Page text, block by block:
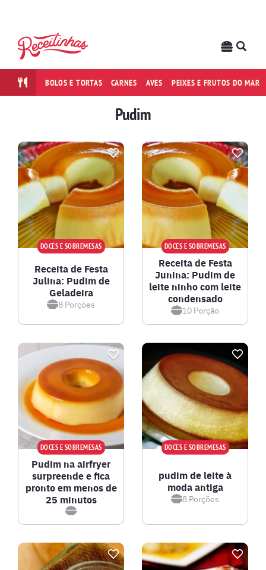
BOLOS E TORTAS CARNES AVES PEIXES E FRUTOS DO MAR
Pudim
DOCES E SOBREMESAS
Receita de Festa
Julina: Pudim de
Geladeira
8 Porções
DOCES E SOBREMESAS
Receita de Festa
Junina: Pudim de
leite ninho com leite
condensado
10 Porção
DOCES E SOBREMESAS
Pudim na airfryer
surpreende e fica
pronto em menos de
25 minutos
DOCES E SOBREMESAS
pudim de leite à
moda antiga
8 Porções